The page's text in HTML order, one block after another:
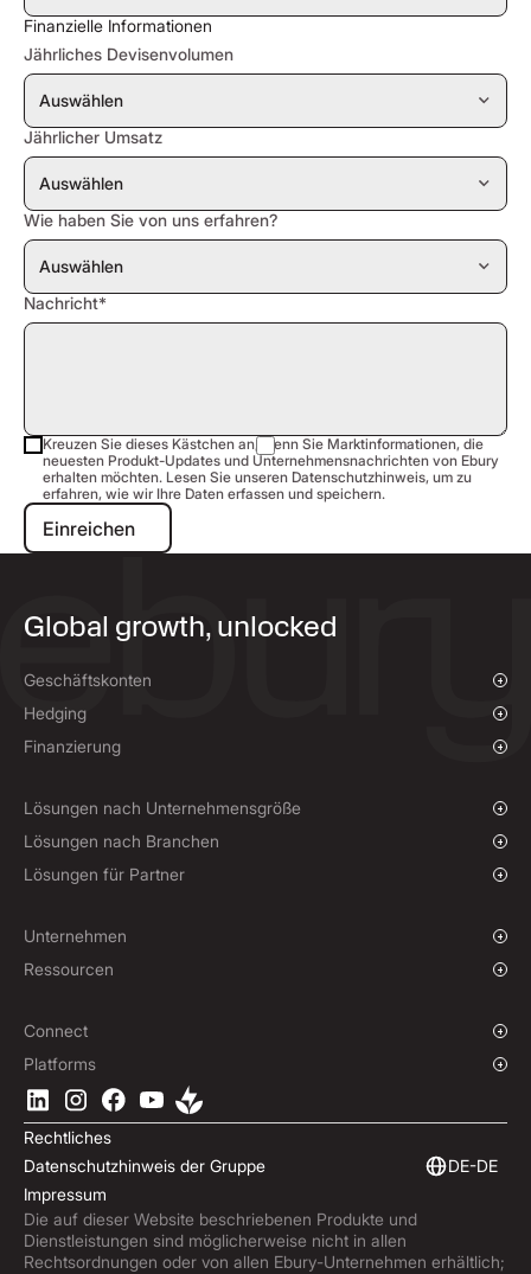
Finanzielle Informationen
Jährliches Devisenvolumen
Jährlicher Umsatz
Wie haben Sie von uns erfahren?
Nachricht*
Kreuzen Sie dieses Kästchen an, wenn Sie Marktinformationen, die
neuesten Produkt-Updates und Unternehmensnachrichten von Ebury
erhalten möchten. Lesen Sie unseren Datenschutzhinweis, um zu
erfahren, wie wir Ihre Daten erfassen und speichern.
Einreichen
Einreichen
Global growth, unlocked
Geschäftskonten
Überblick
Zahlungen tätigen & erhalten
Hedging
Überblick
Termingeschäfte
Finanzierung
Lösungen nach Unternehmensgröße
Wachsende Unternehmen
Unternehmen
Lösungen nach Branchen
Wohltätigkeitsorganisationen und NGOs
E-commerce
Lösungen für Partner
White-Label-Lösung
Unternehmen
Unsere Geschichte
Standorte
Kontakt
Ressourcen
Blog
Hilfecenter
Podcast
Produktleitfäden
Markteinblicke
Ebury abonnieren
Produktaktualisierungen
Betrugszentrum
Trust Centre
Connect
Überblick
Business APIs
Software-Integrationen
Eingebettete Finanzierung
Platforms
Ebury-App herunterladen
Rechtliches
Datenschutzhinweis der Gruppe
Impressum
DE-DE
Die auf dieser Website beschriebenen Produkte und
Dienstleistungen sind möglicherweise nicht in allen
Rechtsordnungen oder von allen Ebury-Unternehmen erhältlich;